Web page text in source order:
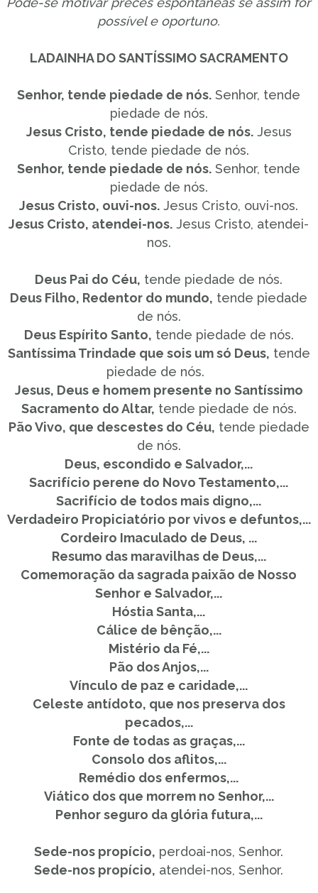
possível e oportuno.
LADAINHA DO SANTÍSSIMO SACRAMENTO
Senhor, tende piedade de nós. Senhor, tende
piedade de nós.
Jesus Cristo, tende piedade de nós.Jesus
Cristo, tende piedade de nós.
Senhor, tende piedade de nós. Senhor, tende
piedade de nós.
Jesus Cristo, ouvi-nos. Jesus Cristo, ouvi-nos.
Jesus Cristo, atendei-nos. Jesus Cristo, atendei-
nos.
Deus Pai do Céu, tende piedade de nós.
Deus Filho, Redentor do mundo, tende piedade
de nós.
Deus Espírito Santo, tende piedade de nós.
Santíssima Trindade que sois um só Deus, tende
piedade de nós.
Jesus, Deus e homem presente no Santíssimo
Sacramento do Altar, tende piedade de nós.
Pão Vivo, que descestes do Céu, tende piedade
de nós.
Deus, escondido e Salvador,...
Sacrifício perene do Novo Testamento,...
Sacrifício de todos mais digno,...
Verdadeiro Propiciatório por vivos e defuntos,...
Cordeiro Imaculado de Deus, ...
Resumo das maravilhas de Deus,...
Comemoração da sagrada paixão de Nosso
Senhor e Salvador,...
Hóstia Santa,...
Cálice de bênção,...
Mistério da Fé,...
Pão dos Anjos,...
Vínculo de paz e caridade,...
Celeste antídoto, que nos preserva dos
pecados,...
Fonte de todas as graças,...
Consolo dos aflitos,...
Remédio dos enfermos,...
Viático dos que morrem no Senhor,...
Penhor seguro da glória futura,...
Sede-nos propício, perdoai-nos, Senhor.
Sede-nos propício, atendei-nos, Senhor.